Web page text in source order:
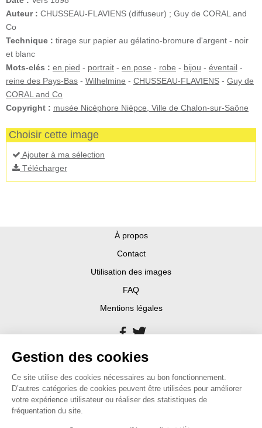
Auteur : CHUSSEAU-FLAVIENS (diffuseur) ; Guy de CORAL and
Co
Technique : tirage sur papier au gélatino-bromure d'argent - noir
et blanc
Mots-clés : en pied - portrait - en pose - robe - bijou - éventail -
reine des Pays-Bas - Wilhelmine - CHUSSEAU-FLAVIENS - Guy de
CORAL and Co
Copyright : musée Nicéphore Niépce, Ville de Chalon-sur-Saône
Choisir cette image
Ajouter à ma sélection
Télécharger
À propos
Contact
Utilisation des images
FAQ
Mentions légales
Gestion des cookies
Ce site utilise des cookies nécessaires au bon fonctionnement.
D’autres catégories de cookies peuvent être utilisées pour améliorer
votre expérience utilisateur ou réaliser des statistiques de
fréquentation du site.